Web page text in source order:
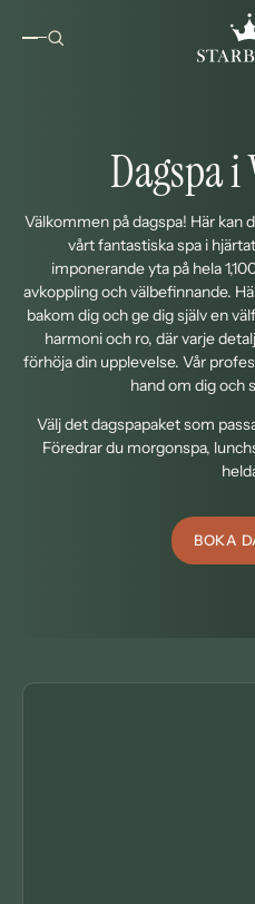
Dagspa i
Välkommen på dagspa! Här kan
vårt fantastiska spa i
imponerande yta på hela
avkoppling och välbefinnande.
bakom dig och ge dig själv en
harmoni och ro, där varje
förhöja din upplevelse. Vår
hand om dig och
Välj det dagspapaket som
Föredrar du morgonspa,
BOKA